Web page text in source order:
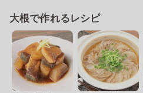
大根で作れるレシピ